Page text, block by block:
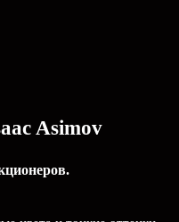
Asimov